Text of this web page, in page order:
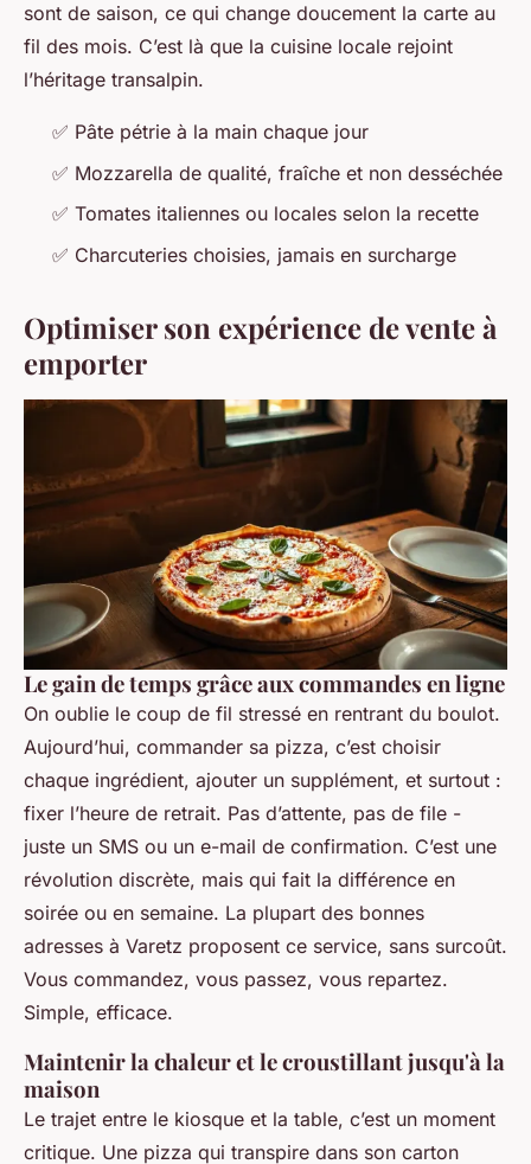
sont de saison, ce qui change doucement la carte au
fil des mois. C’est là que la cuisine locale rejoint
l’héritage transalpin.
✅ Pâte pétrie à la main chaque jour
✅ Mozzarella de qualité, fraîche et non desséchée
✅ Tomates italiennes ou locales selon la recette
✅ Charcuteries choisies, jamais en surcharge
Optimiser son expérience de vente à
emporter
Le gain de temps grâce aux commandes en ligne
On oublie le coup de fil stressé en rentrant du boulot.
Aujourd’hui, commander sa pizza, c’est choisir
chaque ingrédient, ajouter un supplément, et surtout :
fixer l’heure de retrait. Pas d’attente, pas de file -
juste un SMS ou un e-mail de confirmation. C’est une
révolution discrète, mais qui fait la différence en
soirée ou en semaine. La plupart des bonnes
adresses à Varetz proposent ce service, sans surcoût.
Vous commandez, vous passez, vous repartez.
Simple, efficace.
Maintenir la chaleur et le croustillant jusqu'à la
maison
Le trajet entre le kiosque et la table, c’est un moment
critique. Une pizza qui transpire dans son carton